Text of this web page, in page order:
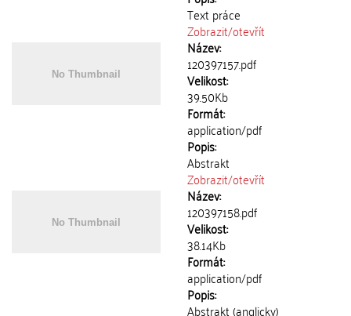
Text práce
Zobrazit/otevřít
Název:
120397157.pdf
Velikost:
39.50Kb
Formát:
application/pdf
Popis:
Abstrakt
Zobrazit/otevřít
Název:
120397158.pdf
Velikost:
38.14Kb
Formát:
application/pdf
Popis:
Abstrakt (anglicky)